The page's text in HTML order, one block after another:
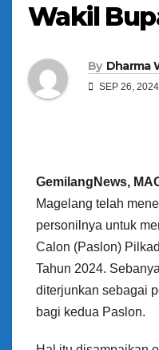
Wakil
By Dharma
SEP 26, 2024
GemilangNews,
Magelang telah
personilnya untuk
Calon (Paslon)
Tahun 2024.
diterjunkan sebagai
bagi kedua Paslon.